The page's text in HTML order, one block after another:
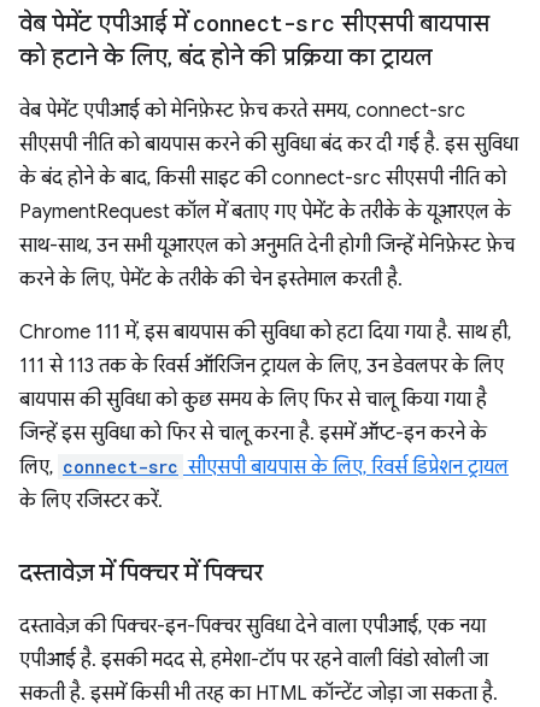
वेब पेमेंट एपीआई मेंconnect-src सीएसपी बायपास
को हटाने के लिए, बंद होने की प्रक्रिया का ट्रायल
वेब पेमेंट एपीआई को मेनिफ़ेस्ट फ़ेच करते समय, connect-src
सीएसपी नीति को बायपास करने की सुविधा बंद कर दी गई है. इस सुविधा
के बंद होने के बाद, किसी साइट की connect-src सीएसपी नीति को
PaymentRequest कॉल में बताए गए पेमेंट के तरीके के यूआरएल के
साथ-साथ, उन सभी यूआरएल को अनुमति देनी होगी जिन्हें मेनिफ़ेस्ट फ़ेच
करने के लिए, पेमेंट के तरीके की चेन इस्तेमाल करती है.
Chrome 111 में, इस बायपास की सुविधा को हटा दिया गया है. साथ ही,
111 से 113 तक के रिवर्स ऑरिजिन ट्रायल के लिए, उन डेवलपर के लिए
बायपास की सुविधा को कुछ समय के लिए फिर से चालू किया गया है
जिन्हें इस सुविधा को फिर से चालू करना है. इसमें ऑप्ट-इन करने के
लिए, connect-src सीएसपी बायपास के लिए, रिवर्स डिप्रेशन ट्रायल
के लिए रजिस्टर करें.
दस्तावेज़ में पिक्चर में पिक्चर
दस्तावेज़ की पिक्चर-इन-पिक्चर सुविधा देने वाला एपीआई, एक नया
एपीआई है. इसकी मदद से, हमेशा-टॉप पर रहने वाली विंडो खोली जा
सकती है. इसमें किसी भी तरह का HTML कॉन्टेंट जोड़ा जा सकता है.